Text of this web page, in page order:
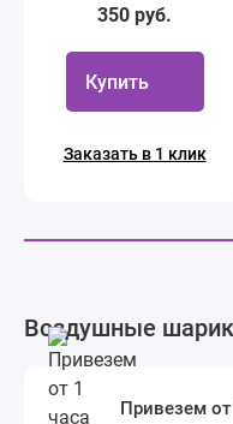
350 руб.
Купить
Заказать в 1 клик
Воздушные
Привезем от